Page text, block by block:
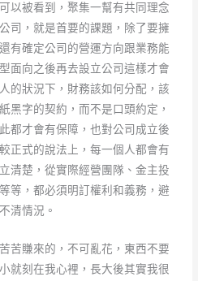
以被看到，聚集一幫有共同理念
司，就是首要的課題，除了要擁
有確定公司的營運方向跟業務能
面向之後再去設立公司這樣才會
的狀況下，財務該如何分配，該
黑字的契約，而不是口頭約定，
都才會有保障，也對公司成立後
正式的說法上，每一個人都會有
清楚，從實際經營團隊、金主投
等，都必須明訂權利和義務，避
清情況。
苦賺來的，不可亂花，東西不要
就刻在我心裡，長大後其實我很